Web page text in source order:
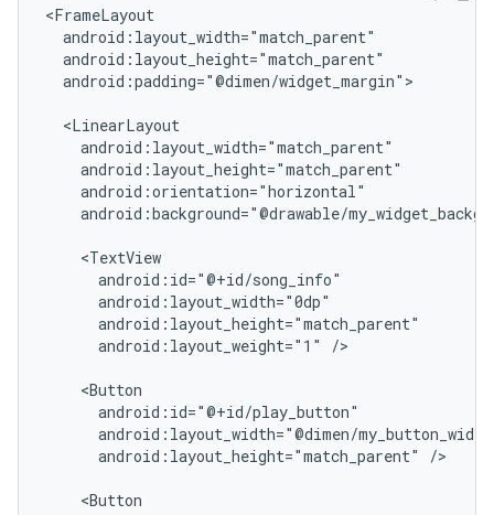
android:padding="@dimen/widget_margin">
android:background="@drawable/
android:layout_weight="1"
/>
android:layout_height="match_parent" />